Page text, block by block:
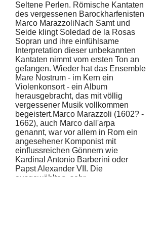
Seltene Perlen. Römische Kantaten
des vergessenen Barockharfenisten
Marco MarazzoliNach Samt und
Seide klingt Soledad de la Rosas
Sopran und ihre einfühlsame
Interpretation dieser unbekannten
Kantaten nimmt vom ersten Ton an
gefangen. Wieder hat das Ensemble
Mare Nostrum - im Kern ein
Violenkonsort - ein Album
herausgebracht, das mit völlig
vergessener Musik vollkommen
begeistert.Marco Marazzoli (1602? -
1662), auch Marco dall'arpa
genannt, war vor allem in Rom ein
angesehener Komponist mit
einflussreichen Gönnern wie
Kardinal Antonio Barberini oder
Papst Alexander VII. Die
ausgewählten, sehr